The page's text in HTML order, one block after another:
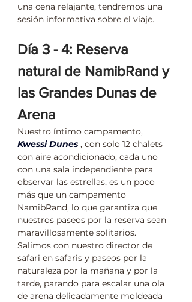
una cena relajante, tendremos una
sesión informativa sobre el viaje.
Día 3 - 4: Reserva
natural de NamibRand y
las Grandes Dunas de
Arena
Nuestro íntimo campamento,
Kwessi Dunes , con solo 12 chalets
con aire acondicionado, cada uno
con una sala independiente para
observar las estrellas, es un poco
más que un campamento
NamibRand, lo que garantiza que
nuestros paseos por la reserva sean
maravillosamente solitarios.
Salimos con nuestro director de
safari en safaris y paseos por la
naturaleza por la mañana y por la
tarde, parando para escalar una ola
de arena delicadamente moldeada